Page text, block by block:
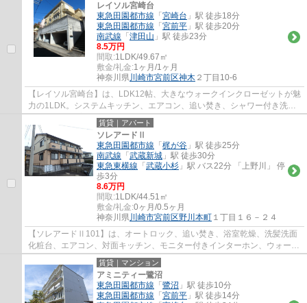
レイソル宮崎台
東急田園都市線 「 宮崎台 」駅 徒歩18分
東急田園都市線 「 宮前平 」駅 徒歩20分
南武線 「 津田山 」駅 徒歩23分
8.5万円
間取:1LDK/49.67㎡
敷金/礼金:1ヶ月/1ヶ月
神奈川県川崎市宮前区神木 ２丁目10-6
【レイソル宮崎台】は、LDK12帖、大きなウォークインクローゼットが魅
力の1LDK。システムキッチン、エアコン、追い焚き、シャワー付き洗面
台など設備充実。角部屋三面採光のため、日当...
賃貸｜アパート
ソレアードⅡ
東急田園都市線 「 梶が谷 」駅 徒歩25分
南武線 「 武蔵新城 」駅 徒歩30分
東急東横線 「 武蔵小杉 」駅 バス22分 「上野川」 停
歩3分
8.6万円
間取:1LDK/44.51㎡
敷金/礼金:0ヶ月/0.5ヶ月
神奈川県川崎市宮前区野川本町 １丁目１６－２４
【ソレアードⅡ101】は、オートロック、追い焚き、浴室乾燥、洗髪洗面
化粧台、エアコン、対面キッチン、モニター付きインターホン、ウォーク
インクローゼットなど設備充実の1LDK。1階部...
賃貸｜マンション
アミニティー鷺沼
東急田園都市線 「 鷺沼 」駅 徒歩10分
東急田園都市線 「 宮前平 」駅 徒歩14分